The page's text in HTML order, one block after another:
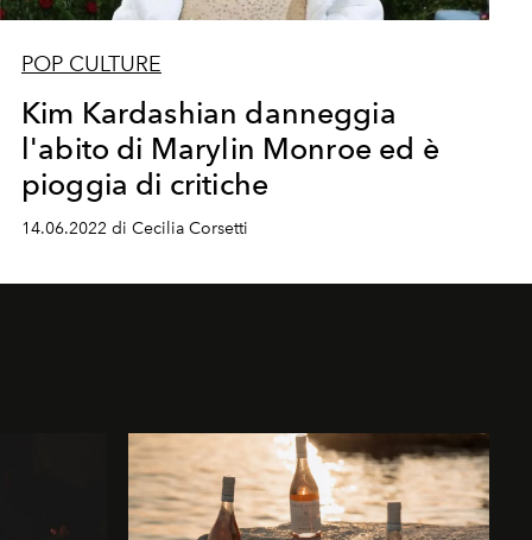
POP CULTURE
Kim Kardashian danneggia
l'abito di Marylin Monroe ed è
pioggia di critiche
14.06.2022 di Cecilia Corsetti